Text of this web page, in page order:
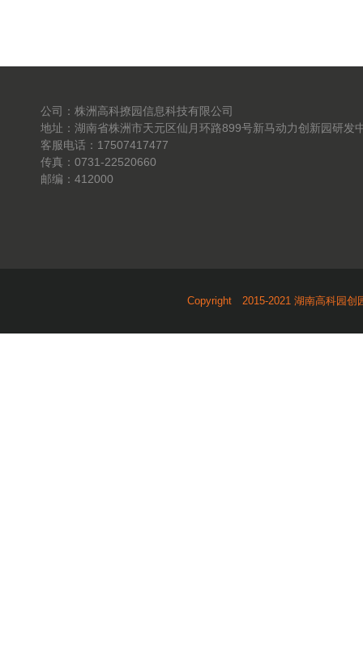
公司：株洲高科撩园信息科技有限公司
地址：湖南省株洲市天元区仙月环路899号新马动力创新园研发
客服电话：17507417477
传真：0731-22520660
邮编：412000
Copyright 2015-2021 湖南高科园创